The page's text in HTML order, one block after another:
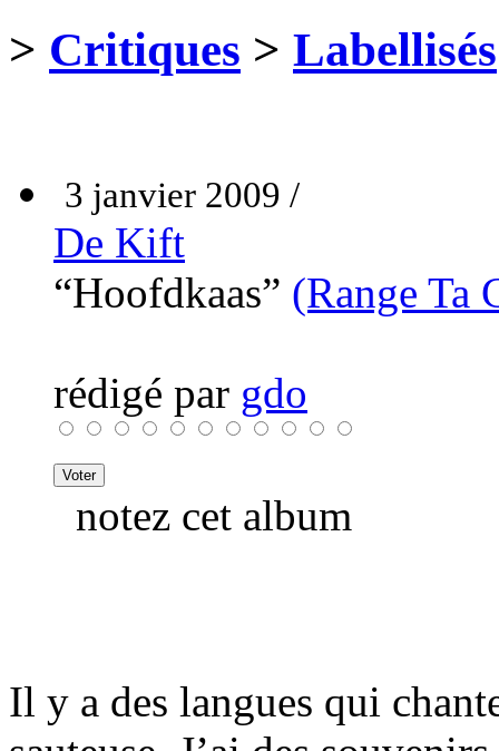
> Critiques > Labellisés
3 janvier 2009 /
De Kift
“Hoofdkaas” (Range Ta
rédigé par gdo
notez cet album
Il y a des langues qui